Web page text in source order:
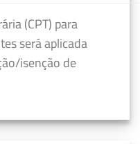
(CPT) para
será aplicada
isenção de